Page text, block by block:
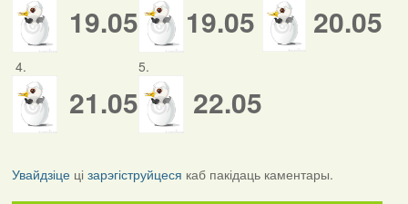
19.05 19.05 20.05
4.
21.05
5.
22.05
Увайдзіцеці зарэгіструйцеся каб пакідаць каментары.